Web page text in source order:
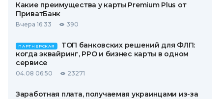
Какие преимущества у карты Premium Plus от
ПриватБанк
Вчера 16:33 390
ПАРТНЕРСКАЯ
ТОП банковских решений для ФЛП:
когда эквайринг, РРО и бизнес карты в одном
сервисе
04.08 06:50 23271
Заработная плата, получаемая украинцами из-за